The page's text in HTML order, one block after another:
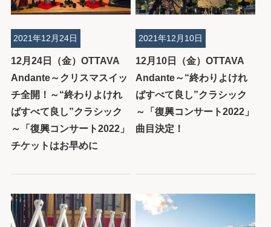
12月24日（金）OTTAVA
Andante～クリスマスイッ
チ全開！～“終わりよけれ
ばすべて良し”クラシック
～「復興コンサート2022」
チケットはお早めに
2021年12月24日
12月10日（金）OTTAVA
Andante～“終わりよけれ
ばすべて良し”クラシック
～「復興コンサート2022」
曲目決定！
2021年12月10日